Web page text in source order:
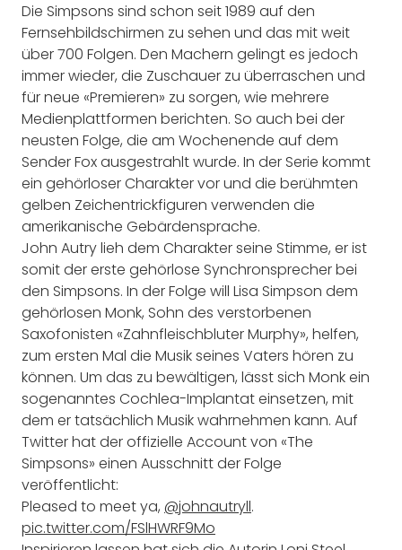
Die Simpsons sind schon seit 1989 auf den
Fernsehbildschirmen zu sehen und das mit weit
über 700 Folgen. Den Machern gelingt es jedoch
immer wieder, die Zuschauer zu überraschen und
für neue «Premieren» zu sorgen, wie mehrere
Medienplattformen berichten. So auch bei der
neusten Folge, die am Wochenende auf dem
Sender Fox ausgestrahlt wurde. In der Serie kommt
ein gehörloser Charakter vor und die berühmten
gelben Zeichentrickfiguren verwenden die
amerikanische Gebärdensprache.
John Autry lieh dem Charakter seine Stimme, er ist
somit der erste gehörlose Synchronsprecher bei
den Simpsons. In der Folge will Lisa Simpson dem
gehörlosen Monk, Sohn des verstorbenen
Saxofonisten «Zahnfleischbluter Murphy», helfen,
zum ersten Mal die Musik seines Vaters hören zu
können. Um das zu bewältigen, lässt sich Monk ein
sogenanntes Cochlea-Implantat einsetzen, mit
dem er tatsächlich Musik wahrnehmen kann. Auf
Twitter hat der offizielle Account von «The
Simpsons» einen Ausschnitt der Folge
veröffentlicht:
Pleased to meet ya, @johnautryll.
pic.twitter.com/FSlHWRF9Mo